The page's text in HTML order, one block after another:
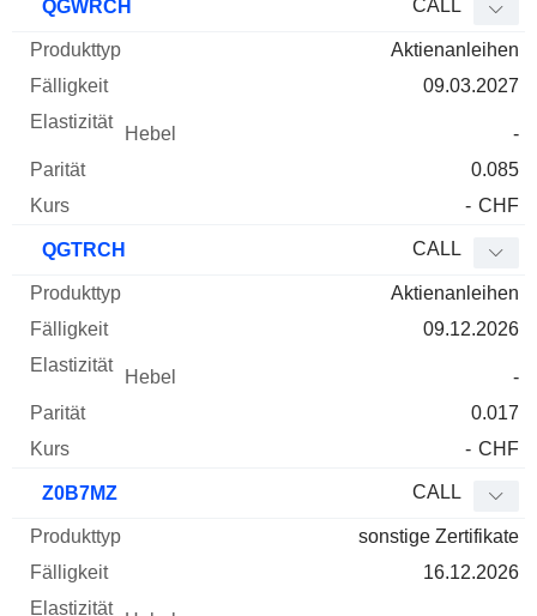
QGWRCH CALL
Aktienanleihen
09.03.2027
-
0.085
- CHF
QGTRCH CALL
Aktienanleihen
09.12.2026
-
0.017
- CHF
Z0B7MZ CALL
sonstige Zertifikate
16.12.2026